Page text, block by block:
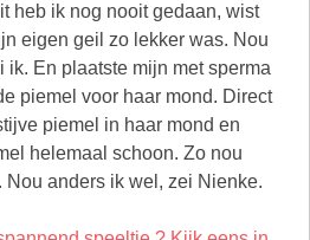
heb ik nog nooit gedaan, wist
eigen geil zo lekker was. Nou
ik. En plaatste mijn met sperma
piemel voor haar mond. Direct
piemel in haar mond en
helemaal schoon. Zo nou
Nou anders ik wel, zei Nienke.